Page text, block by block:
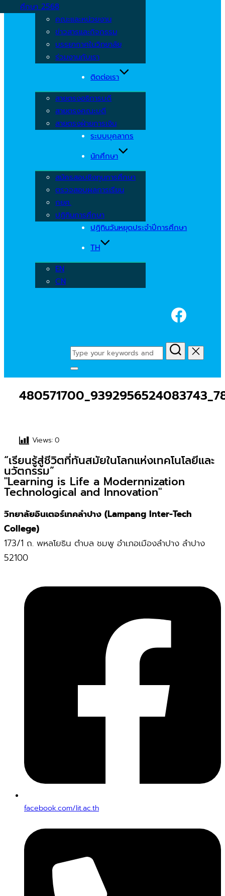
ศึกษา 2568
คณะและหน่วยงาน
ข่าวสารและกิจกรรม
บรรยากาศในวิทยาลัย
ร่วมงานกับเรา
ติดต่อเรา
สายตรงอธิการบดี
สายตรงคณะบดี
สายตรงฝ่ายการเงิน
ระบบบุคลากร
นักศึกษา
สมัครสอบชิงทุนการศึกษา
ตรวจสอบผลการเรียน
กยศ.
ปฏิทินการศึกษา
ปฏิทินวันหยุดประจำปีการศึกษา
TH
EN
CN
Search
for:
Toggle
&
navigation
Views:0
“เรียนรู้สู่ชีวิตที่ทันสมัยในโลกแห่งเทคโนโลยีและ
นวัตกรรม”
"Learning is Life a Modernnization
Technological and Innovation"
วิทยาลัยอินเตอร์เทคลำปาง (Lampang Inter-Tech
College)
173/1 ถ. พหลโยธิน ตำบล ชมพู อำเภอเมืองลำปาง ลำปาง
52100
facebook.com/lit.ac.th